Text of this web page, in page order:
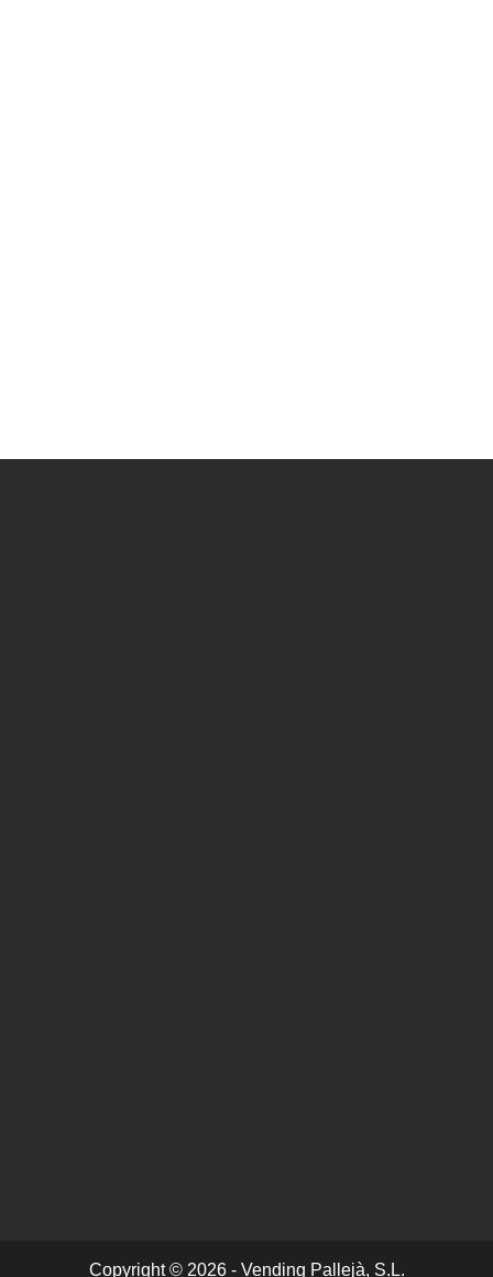
Copyright © 2026 - Vending Pallejà, S.L.